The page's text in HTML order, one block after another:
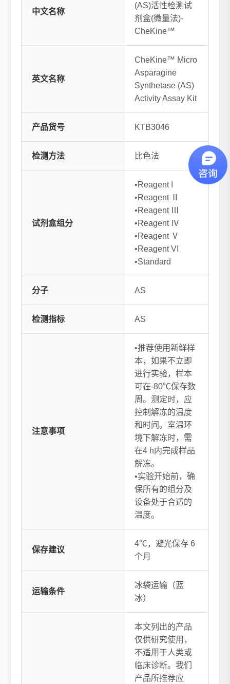
中文名称
(AS)活性检测试
剂盒(微量法)-
CheKine™
英文名称
CheKine™ Micro
Asparagine
Synthetase (AS)
Activity Assay Kit
产品货号 KTB3046
检测方法 比色法
试剂盒组分
•Reagent I
•Reagent Ⅱ
•Reagent Ⅲ
•Reagent Ⅳ
•Reagent Ⅴ
•Reagent VI
•Standard
分子 AS
检测指标 AS
注意事项
•推荐使用新鲜样
本，如果不立即
进行实验，样本
可在-80℃保存数
周。测定时，应
控制解冻的温度
和时间。室温环
境下解冻时，需
在4 h内完成样品
解冻。
•实验开始前，确
保所有的组分及
设备处于合适的
温度。
保存建议
4℃，避光保存 6
个月
运输条件
冰袋运输（蓝
冰）
本文列出的产品
仅供研究使用，
不适用于人类或
临床诊断。我们
产品所推荐应